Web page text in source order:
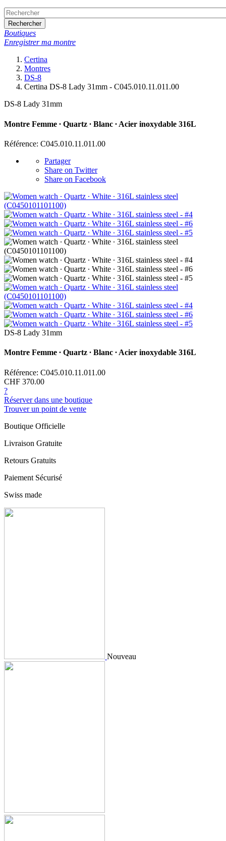
Rechercher
Boutiques
Enregistrer ma montre
Certina
Montres
DS-8
Certina DS-8 Lady 31mm - C045.010.11.011.00
DS-8 Lady 31mm
Montre Femme ∙ Quartz ∙ Blanc ∙ Acier inoxydable 316L
Référence: C045.010.11.011.00
Partager
Share on Twitter
Share on Facebook
DS-8 Lady 31mm
Montre Femme ∙ Quartz ∙ Blanc ∙ Acier inoxydable 316L
Référence: C045.010.11.011.00
CHF 370.00
?
Réserver dans une boutique
Trouver un point de vente
Boutique Officielle
Livraison Gratuite
Retours Gratuits
Paiement Sécurisé
Swiss made
Nouveau